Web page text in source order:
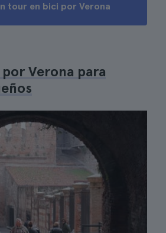
tour en bici por Verona
Verona para